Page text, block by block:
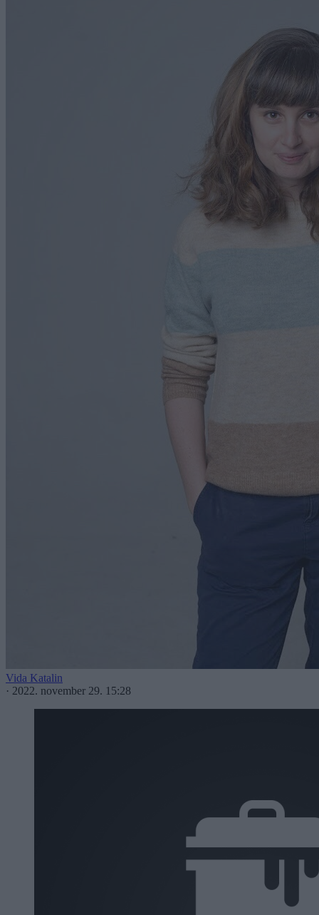
Vida Katalin
· 2022. november 29. 15:28